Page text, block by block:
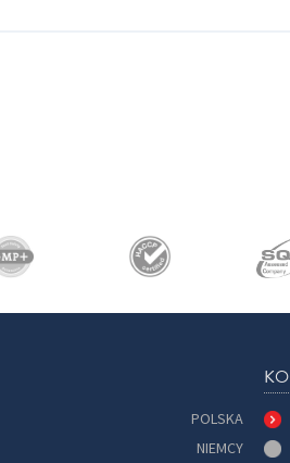
POLSKA
NIEMCY